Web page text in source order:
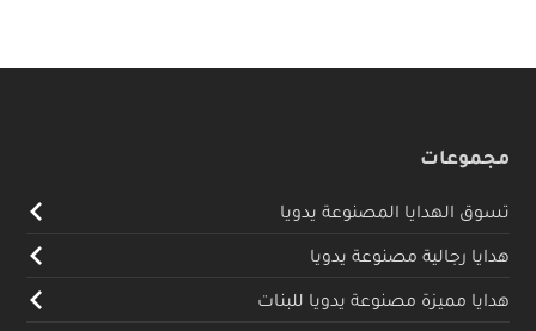
مجموعات
تسوق الهدايا المصنوعة يدويا
هدايا رجالية مصنوعة يدويا
هدايا مميزة مصنوعة يدويا للبنات